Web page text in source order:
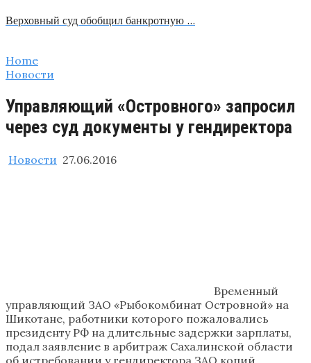
Верховный суд обобщил банкротную …
Home
Новости
Управляющий «Островного» запросил
через суд документы у гендиректора
Новости 27.06.2016
Временный
управляющий ЗАО «Рыбокомбинат Островной» на
Шикотане, работники которого пожаловались
президенту РФ на длительные задержки зарплаты,
подал заявление в арбитраж Сахалинской области
об истребовании у гендиректора ЗАО копий